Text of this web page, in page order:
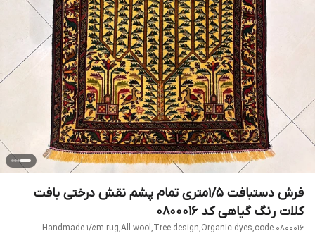
فرش دستبافت 1/5متری تمام پشم نقش درختی بافت
کلات رنگ گیاهی کد 0800016
Handmade 1/5m rug,All wool,Tree design,Organic dyes,code 0800016